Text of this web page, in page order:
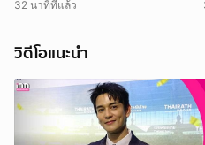
"POWER RUN" ครั้งแรกใน
ด้วยกัน วันที่ 22 ส.ค. 69 ที่เมกา
บางนา
32 นาทีที่แล้ว
วิดีโอแนะนำ